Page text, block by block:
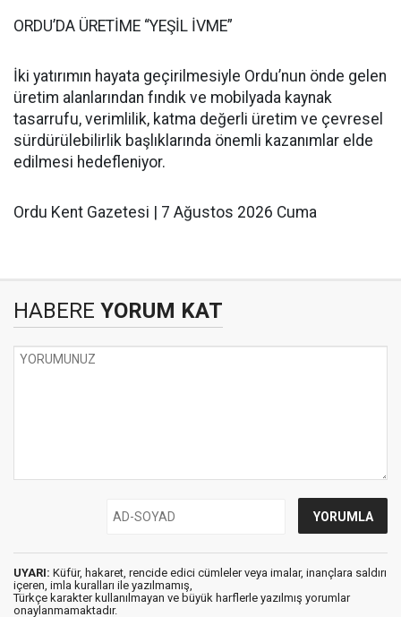
ORDU’DA ÜRETİME “YEŞİL İVME”
İki yatırımın hayata geçirilmesiyle Ordu’nun önde gelen
üretim alanlarından fındık ve mobilyada kaynak
tasarrufu, verimlilik, katma değerli üretim ve çevresel
sürdürülebilirlik başlıklarında önemli kazanımlar elde
edilmesi hedefleniyor.
Ordu Kent Gazetesi | 7 Ağustos 2026 Cuma
HABERE YORUM KAT
UYARI: Küfür, hakaret, rencide edici cümleler veya imalar, inançlara saldırı
içeren, imla kuralları ile yazılmamış,
Türkçe karakter kullanılmayan ve büyük harflerle yazılmış yorumlar
onaylanmamaktadır.